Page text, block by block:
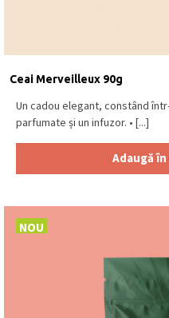
Ceai Merveilleux 90g
Un cadou elegant, constând
parfumate și un infuzor. • [...]
Adaugă în
NOU